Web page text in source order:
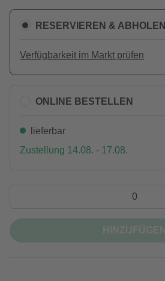
RESERVIEREN & ABHOLEN
Verfügbarkeit im Markt prüfen
ONLINE BESTELLEN
lieferbar
Zustellung 14.08. - 17.08.